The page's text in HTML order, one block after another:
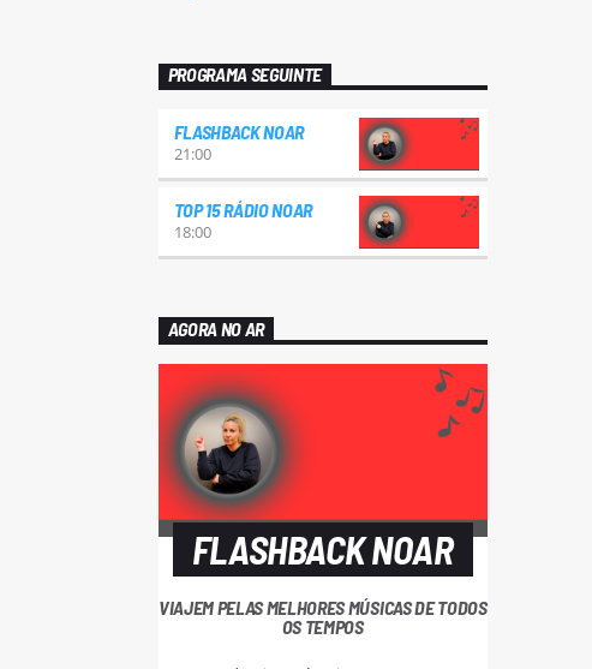
PROGRAMA SEGUINTE
FLASHBACK NOAR
21:00
TOP 15 RÁDIO NOAR
18:00
AGORA NO AR
FLASHBACK NOAR
VIAJEM PELAS MELHORES MÚSICAS DE TODOS
OS TEMPOS